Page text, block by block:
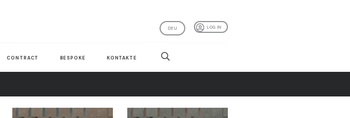
LOG IN
DEU
CONTRACT BESPOKE KONTAKTE